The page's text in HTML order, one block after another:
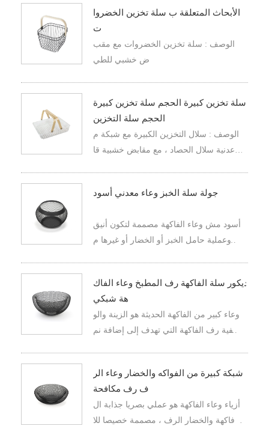
الأبحاث المتعلقة ب سلة تخزين الخضروا
ت
الوصف : سلة تخزين الخضروات مع مقب
ض خشبي للطي
سلة تخزين كبيرة الحجم سلة تخزين كبيرة
الحجم سلة التخزين
الوصف : سلال التخزين الكبيرة مع شبكة م
عدنية سلال الحصاد ، مع مقابض خشبية قا
جولة سلة الخبز وعاء معدني أسود
أسود مش وعاء الفاكهة مصممة لتكون أنيق
ة وعملية حامل الخبز أو الخضار أو غيرها م
ل منهما الآخر مع مجموعة متنوعة من أسال
ديكور سلة الفاكهة رف المطبخ وعاء الفاك
هة شبكي
وعاء كبير من الفاكهة الحديثة هو الزينة والو
ظيفية رف الفاكهة التي تهدف إلى إضافة نم
شبكة كبيرة من الفواكه والخضار وعاء الر
ف رف مكافحة
أزياء وعاء الفاكهة هو عملي بصريا جذابة ال
فاكهة والخضار الرف ، مصممة خصيصا للا